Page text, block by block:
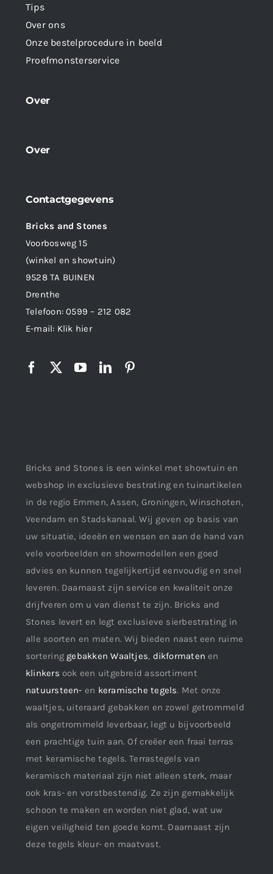
Tips
Over ons
Onze bestelprocedure in beeld
Proefmonsterservice
Over
Over
Contactgegevens
Bricks and Stones
Voorbosweg 15
(winkel en showtuin)
9528 TA BUINEN
Drenthe
Telefoon:0599 – 212 082
E-mail: Klik hier
Bricks and Stones is een winkel met showtuin en
webshop in exclusieve bestrating en tuinartikelen
in de regio Emmen, Assen, Groningen, Winschoten,
Veendam en Stadskanaal. Wij geven op basis van
uw situatie, ideeën en wensen en aan de hand van
vele voorbeelden en showmodellen een goed
advies en kunnen tegelijkertijd eenvoudig en snel
leveren. Daarnaast zijn service en kwaliteit onze
drijfveren om u van dienst te zijn. Bricks and
Stones levert en legt exclusieve sierbestrating in
alle soorten en maten. Wij bieden naast een ruime
sortering gebakken Waaltjes, dikformaten en
klinkers ook een uitgebreid assortiment
natuursteen- en keramische tegels. Met onze
waaltjes, uiteraard gebakken en zowel getrommeld
als ongetrommeld leverbaar, legt u bijvoorbeeld
een prachtige tuin aan. Of creëer een fraai terras
met keramische tegels. Terrastegels van
keramisch materiaal zijn niet alleen sterk, maar
ook kras- en vorstbestendig. Ze zijn gemakkelijk
schoon te maken en worden niet glad, wat uw
eigen veiligheid ten goede komt. Daarnaast zijn
deze tegels kleur- en maatvast.